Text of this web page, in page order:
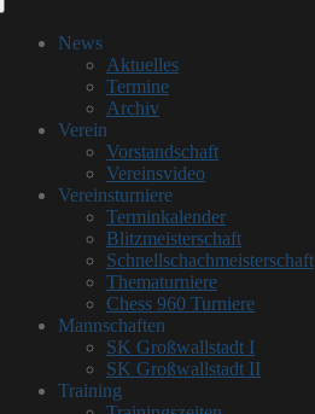
News
Aktuelles
Termine
Archiv
Verein
Vorstandschaft
Vereinsvideo
Vereinsturniere
Terminkalender
Blitzmeisterschaft
Schnellschachmeisterschaft
Thematurniere
Chess 960 Turniere
Mannschaften
SK Großwallstadt I
SK Großwallstadt II
Training